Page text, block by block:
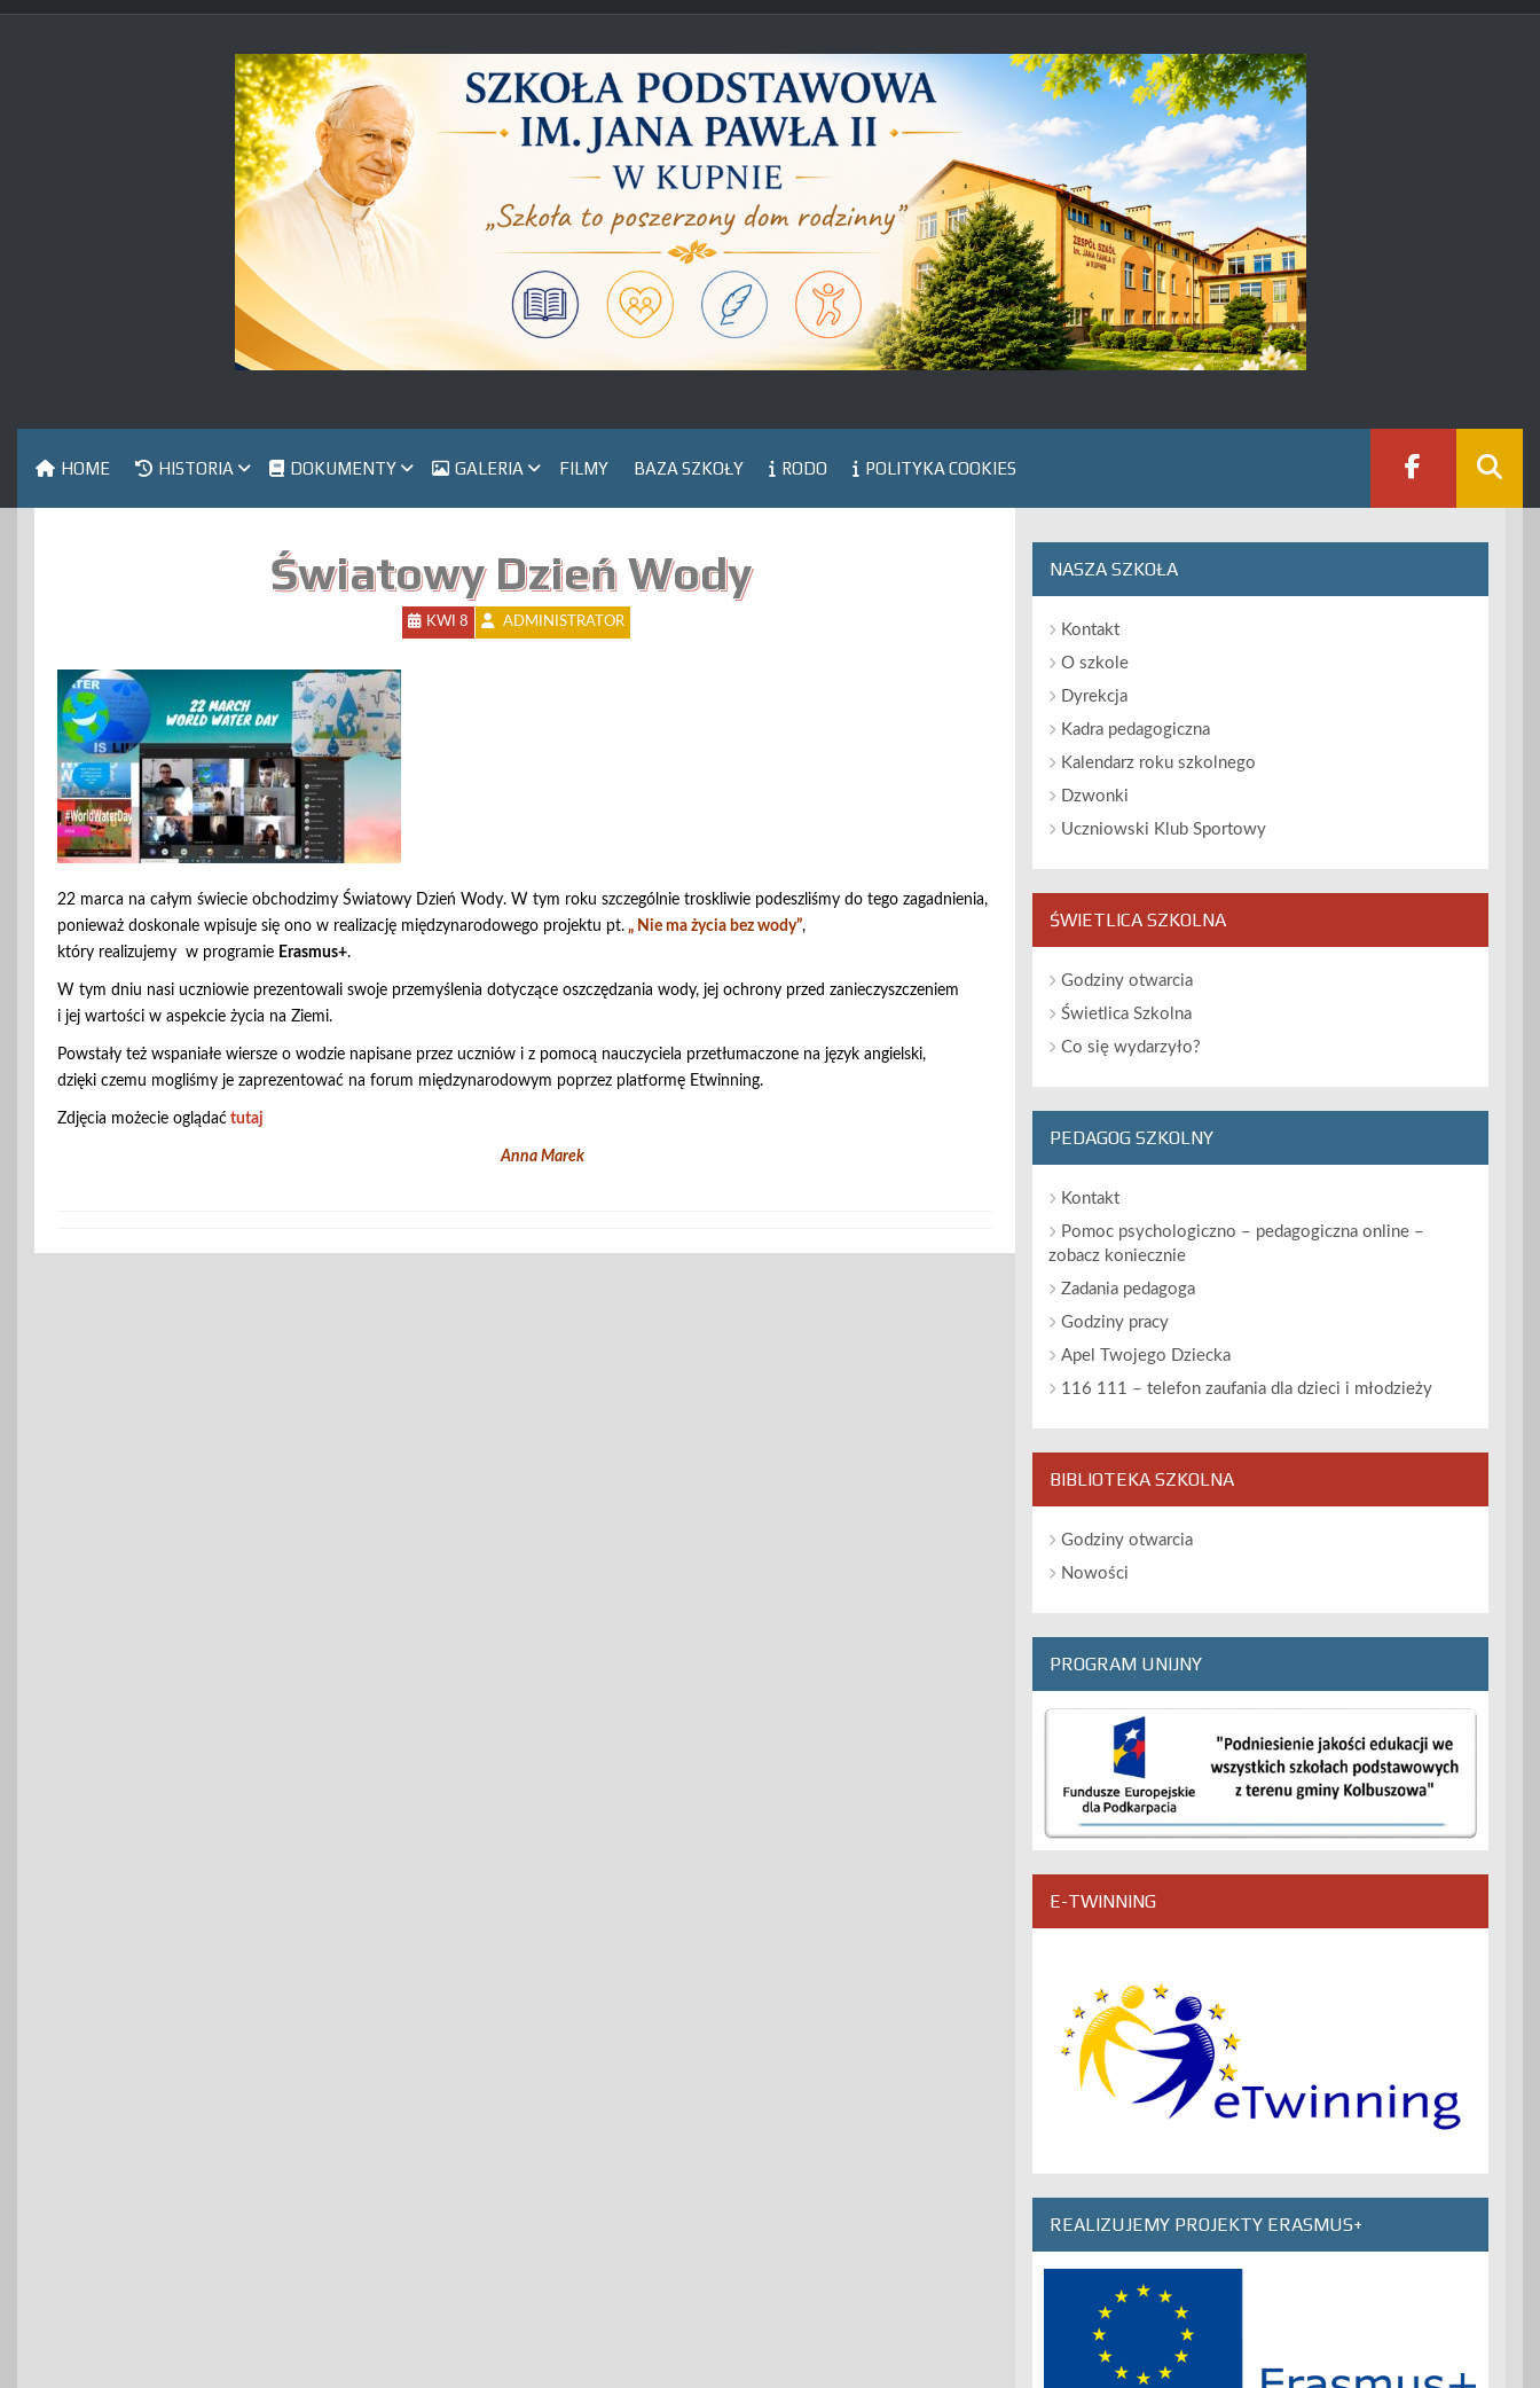
Skip
HOME HISTORIA DOKUMENTY GALERIA FILMY BAZA SZKOŁY RODO POLITYKA COOKIES
Światowy Dzień Wody
KWI 8 ADMINISTRATOR
22 marca na całym świecie obchodzimy Światowy Dzień Wody. W tym roku szczególnie troskliwie podeszliśmy do tego zagadnienia,
ponieważ doskonale wpisuje się ono w realizację międzynarodowego projektu pt. „ Nie ma życia bez wody”,
który realizujemy w programie Erasmus+.
W tym dniu nasi uczniowie prezentowali swoje przemyślenia dotyczące oszczędzania wody, jej ochrony przed zanieczyszczeniem
i jej wartości w aspekcie życia na Ziemi.
Powstały też wspaniałe wiersze o wodzie napisane przez uczniów i z pomocą nauczyciela przetłumaczone na język angielski,
dzięki czemu mogliśmy je zaprezentować na forum międzynarodowym poprzez platformę Etwinning.
Zdjęcia możecie oglądać tutaj
Anna Marek
NASZA SZKOŁA
Kontakt
O szkole
Dyrekcja
Kadra pedagogiczna
Kalendarz roku szkolnego
Dzwonki
Uczniowski Klub Sportowy
ŚWIETLICA SZKOLNA
Godziny otwarcia
Świetlica Szkolna
Co się wydarzyło?
PEDAGOG SZKOLNY
Kontakt
Pomoc psychologiczno – pedagogiczna online –
zobacz koniecznie
Zadania pedagoga
Godziny pracy
Apel Twojego Dziecka
116 111 – telefon zaufania dla dzieci i młodzieży
BIBLIOTEKA SZKOLNA
Godziny otwarcia
Nowości
PROGRAM UNIJNY
E-TWINNING
REALIZUJEMY PROJEKTY ERASMUS+